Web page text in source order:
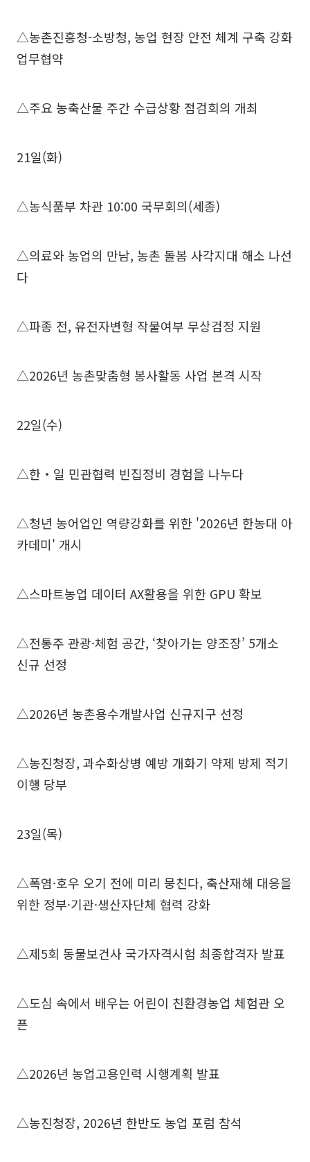
△농촌진흥청-소방청, 농업 현장 안전 체계 구축 강화
업무협약
△주요 농축산물 주간 수급상황 점검회의 개최
21일(화)
△농식품부 차관 10:00 국무회의(세종)
△의료와 농업의 만남, 농촌 돌봄 사각지대 해소 나선
다
△파종 전, 유전자변형 작물여부 무상검정 지원
△2026년 농촌맞춤형 봉사활동 사업 본격 시작
22일(수)
△한‧일 민관협력 빈집정비 경험을 나누다
△청년 농어업인 역량강화를 위한 '2026년 한농대 아
카데미' 개시
△스마트농업 데이터 AX활용을 위한 GPU 확보
△전통주 관광·체험 공간, ‘찾아가는 양조장’ 5개소
신규 선정
△2026년 농촌용수개발사업 신규지구 선정
△농진청장, 과수화상병 예방 개화기 약제 방제 적기
이행 당부
23일(목)
△폭염·호우 오기 전에 미리 뭉친다, 축산재해 대응을
위한 정부·기관·생산자단체 협력 강화
△제5회 동물보건사 국가자격시험 최종합격자 발표
△도심 속에서 배우는 어린이 친환경농업 체험관 오
픈
△2026년 농업고용인력 시행계획 발표
△농진청장, 2026년 한반도 농업 포럼 참석